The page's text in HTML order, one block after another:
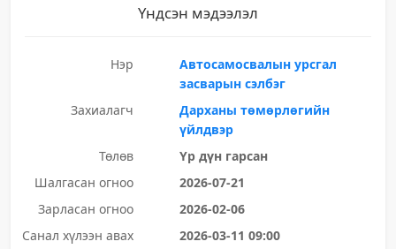
Үндсэн мэдээлэл
Нэр
Автосамосвалын урсгал
засварын сэлбэг
Захиалагч
Дарханы төмөрлөгийн
үйлдвэр
Төлөв
Үр дүн гарсан
Шалгасан огноо
2026-07-21
Зарласан огноо
2026-02-06
Санал хүлээн авах
2026-03-11 09:00